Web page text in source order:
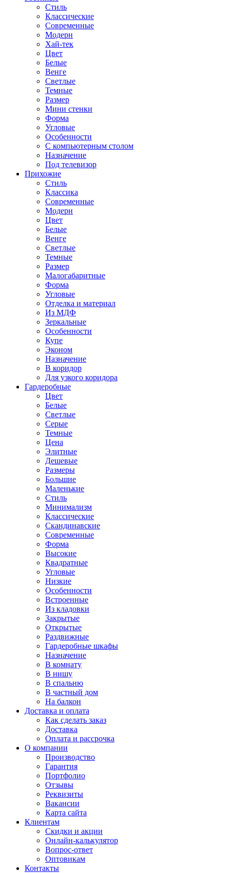
Стиль
Классические
Современные
Модерн
Хай-тек
Цвет
Белые
Венге
Светлые
Темные
Размер
Мини стенки
Форма
Угловые
Особенности
С компьютерным столом
Назначение
Под телевизор
Прихожие
Стиль
Классика
Современные
Модерн
Цвет
Белые
Венге
Светлые
Темные
Размер
Малогабаритные
Форма
Угловые
Отделка и материал
Из МДФ
Зеркальные
Особенности
Купе
Эконом
Назначение
В коридор
Для узкого коридора
Гардеробные
Цвет
Белые
Светлые
Серые
Темные
Цена
Элитные
Дешевые
Размеры
Большие
Маленькие
Стиль
Минимализм
Классические
Скандинавские
Современные
Форма
Высокие
Квадратные
Угловые
Низкие
Особенности
Встроенные
Из кладовки
Закрытые
Открытые
Раздвижные
Гардеробные шкафы
Назначение
В комнату
В нишу
В спальню
В частный дом
На балкон
Доставка и оплата
Как сделать заказ
Доставка
Оплата и рассрочка
О компании
Производство
Гарантия
Портфолио
Отзывы
Реквизиты
Вакансии
Карта сайта
Клиентам
Скидки и акции
Онлайн-калькулятор
Вопрос-ответ
Оптовикам
Контакты